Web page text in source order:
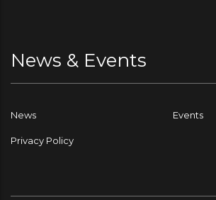
News & Events
News Events
Privacy Policy